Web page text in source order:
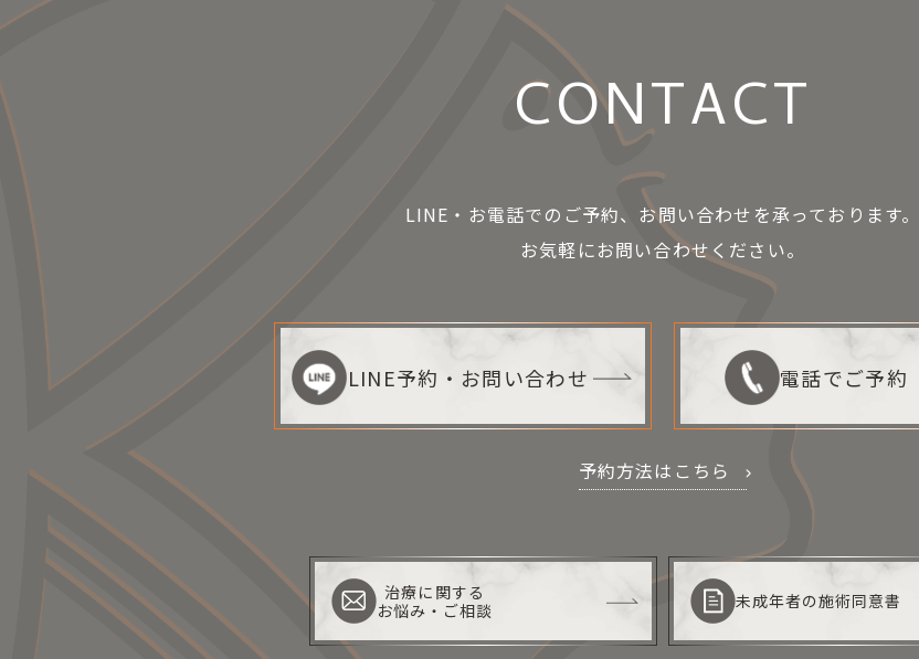
CONTACT
LINE・お電話でのご予約、お問い合わせを承っております。
お気軽にお問い合わせください。
LINE予約・お問い合わせ 電話でご予約
予約方法はこちら
治療に関する
お悩み・ご相談
未成年者の施術同意書